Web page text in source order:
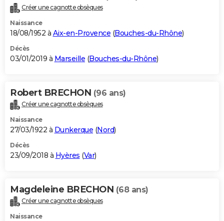
Créer une cagnotte obsèques
Naissance
18/08/1952 à Aix-en-Provence (Bouches-du-Rhône)
Décès
03/01/2019 à Marseille (Bouches-du-Rhône)
Robert BRECHON (96 ans)
Créer une cagnotte obsèques
Naissance
27/03/1922 à Dunkerque (Nord)
Décès
23/09/2018 à Hyères (Var)
Magdeleine BRECHON (68 ans)
Créer une cagnotte obsèques
Naissance